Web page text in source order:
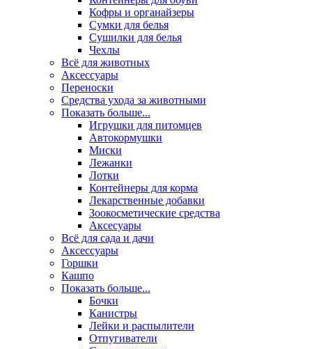
Кофры и органайзеры
Сумки для белья
Сушилки для белья
Чехлы
Всё для животных
Аксесcуары
Переноски
Средства ухода за животными
Показать больше...
Игрушки для питомцев
Автокормушки
Миски
Лежанки
Лотки
Контейнеры для корма
Лекарственные добавки
Зоокосметические средства
Аксесуары
Всё для сада и дачи
Аксессуары
Горшки
Кашпо
Показать больше...
Бочки
Канистры
Лейки и распылители
Отпугиватели